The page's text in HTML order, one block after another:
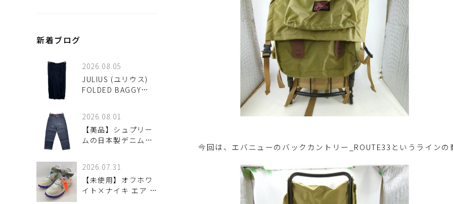
新着ブログ
2026.08.05
JULIUS (ユリウス)
FOLDED BAGGY
2026.08.01
【美品】シュプリー
ムの日本製デニムパ
Jean
2026.07.31
【未使用】オフホワ
イト×ナイキ エア フ
今回は、エバニューのバックカントリー_ROUTE33というラインの